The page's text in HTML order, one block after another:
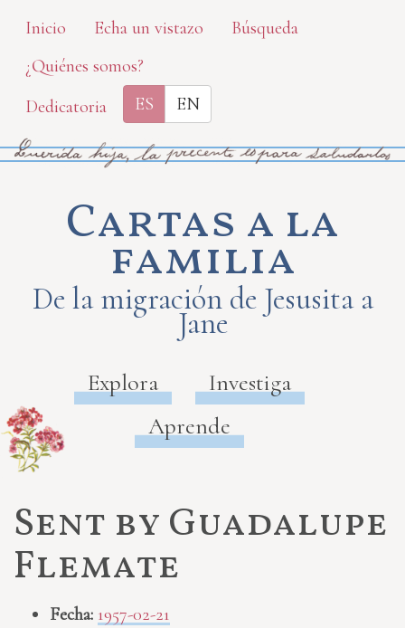
Skip
main
content
Inicio Echa un vistazo
Búsqueda
¿Quiénes somos?
Dedicatoria
ES EN
Cartas a la
familia
De la migración de Jesusita a
Jane
Explora
Investiga
Aprende
Sent by Guadalupe
Flemate
Fecha: 1957-02-21